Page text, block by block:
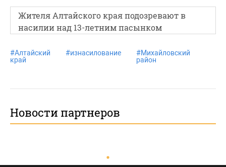
Жителя Алтайского края подозревают в
насилии над 13-летним пасынком
#Алтайский
край
#изнасилование #Михайловский
район
Новости партнеров